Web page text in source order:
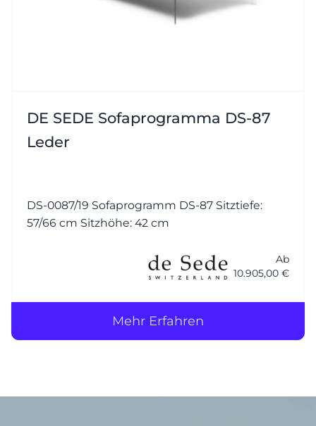
DE SEDE Sofaprogramma DS-87
Leder
DS-0087/19 Sofaprogramm DS-87 Sitztiefe:
57/66 cm Sitzhöhe: 42 cm
Ab
10.905,00 €
Mehr Erfahren